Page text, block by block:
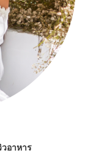
วอาหาร